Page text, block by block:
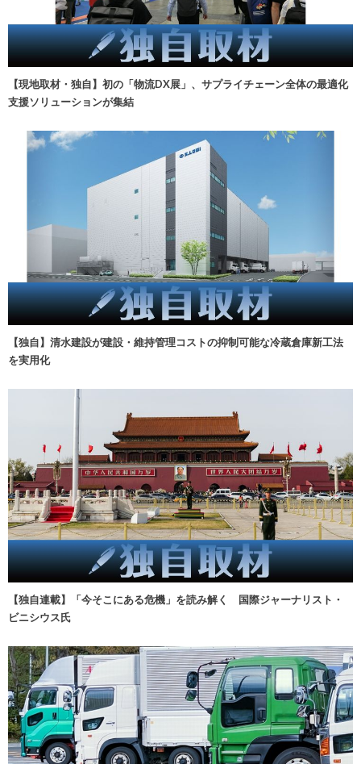
【現地取材・独自】初の「物流DX展」、サプライチェーン全体の最適化
支援ソリューションが集結
【独自】清水建設が建設・維持管理コストの抑制可能な冷蔵倉庫新工法
を実用化
【独自連載】「今そこにある危機」を読み解く 国際ジャーナリスト・
ビニシウス氏